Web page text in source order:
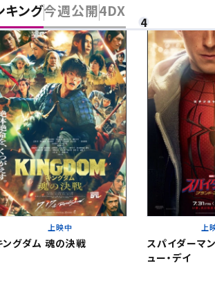
チケット購入
より、ご覧になりたい作品を選択しご購入くだ
スケジュールを確認する
その他の劇場を選ぶ
会員もあります。
キング今週公開4DX
上映中
ングダム 魂の決戦
上
スパイダーマン
ュー・デイ
場を変更しますか？
以降で選択いただいた情報は解除されます
変更する
映日を変更しますか？
以降で選択いただいた情報は解除されま
変更する